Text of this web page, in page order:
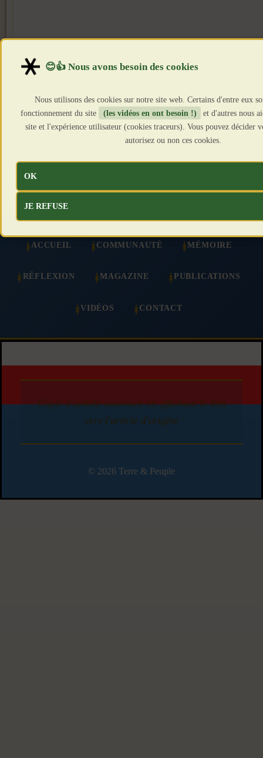
ACCUEIL COMMUNAUTÉ MÉMOIRE
RÉFLEXION MAGAZINE PUBLICATIONS
VIDÉOS CONTACT
Copie d'article autorisée en affichant le lien
vers l'article d'origine
© 2026 Terre & Peuple
Nous utilisons des cookies sur notre site web. Certains d'entre eux
fonctionnement du site
(les vidéos en ont besoin !)
et d'autres nous
site et l'expérience utilisateur (cookies traceurs). Vous pouvez décider
autorisez ou non ces cookies.
OK
JE REFUSE